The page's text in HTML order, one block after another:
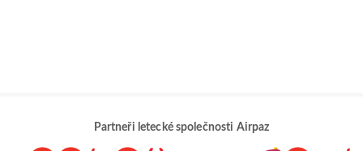
Partneři letecké společnosti Airpaz